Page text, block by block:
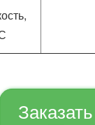
Заказать